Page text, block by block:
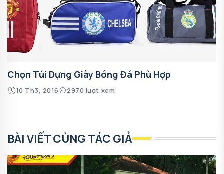
Chọn Túi Dựng Giày Bóng Đá Phù Hợp
10 Th3, 2016 2970 lượt xem
BÀI VIẾT CÙNG TÁC GIẢ